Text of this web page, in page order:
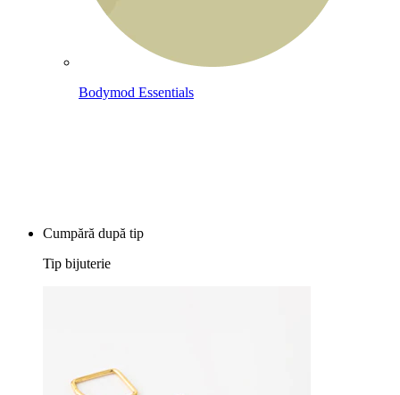
Bodymod Essentials
Cumpără după tip
Tip bijuterie